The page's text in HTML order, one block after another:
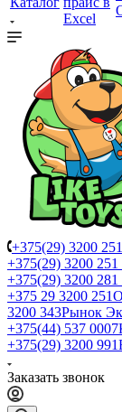
Excel
+375(29) 3200 251
+375(29) 3200 251
+375(29) 3200 281
+З75 29 3200 251
3200 343Рынок
+375(44) 537 0007
+375(29) 3200 991
Заказать звонок